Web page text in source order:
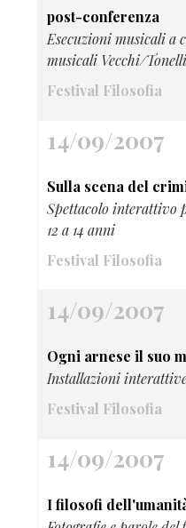
post-conferenza
Esecuzioni musicali a
musicali Vecchi/
Festival Filosofia
14/09/2007
Sulla scena del
Spettacolo interattivo
12 a 14 anni
Festival Filosofia
14/09/2007
Ogni arnese il suo
Installazioni
Festival Filosofia
14/09/2007
I filosofi